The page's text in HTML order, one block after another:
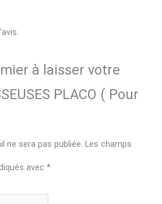
à laisser votre
PLACO ( Pour
ne sera pas publiée. Les champs
avec *